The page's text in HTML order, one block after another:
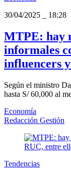
30/04/2025
18:28
MTPE: hay
informales
influencers
Según el ministro
hasta S/ 60,000 al
Economía
Redacción Gestión
Tendencias